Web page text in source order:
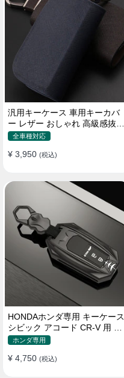
汎用キーケース 車用キーカバ
ー レザー おしゃれ 高級感抜群
ロゴオーダーメイド
全車種対応
¥ 3,950 (税込)
HONDAホンダ専用 キーケース
シビック アコード CR-V 用 キ
ーホルダー 防塵 耐衝撃
ホンダ専用
¥ 4,750 (税込)